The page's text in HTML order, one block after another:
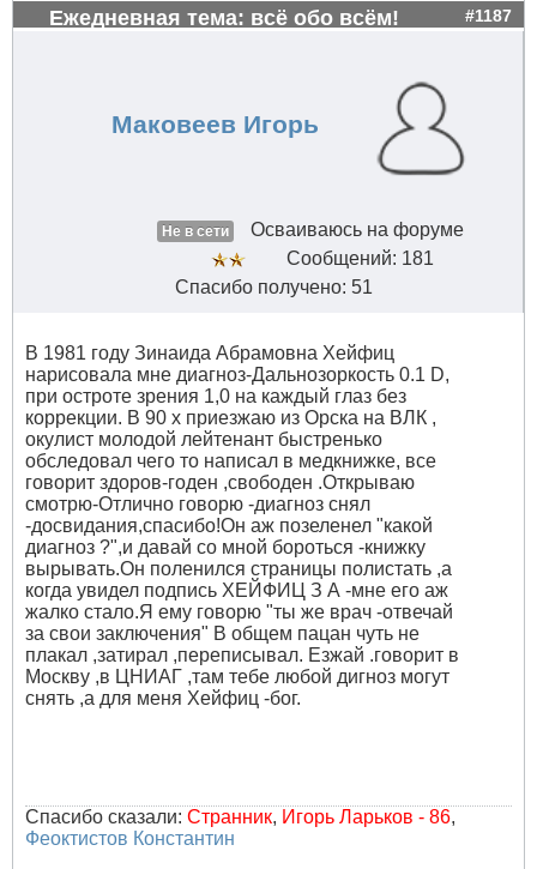
Ежедневная тема: всё обо всём! #1187
Маковеев Игорь
Не в сети
Осваиваюсь на форуме
Сообщений: 181
Спасибо получено: 51
В 1981 году Зинаида Абрамовна Хейфиц
нарисовала мне диагноз-Дальнозоркость 0.1 D,
при остроте зрения 1,0 на каждый глаз без
коррекции. В 90 х приезжаю из Орска на ВЛК ,
окулист молодой лейтенант быстренько
обследовал чего то написал в медкнижке, все
говорит здоров-годен ,свободен .Открываю
смотрю-Отлично говорю -диагноз снял
-досвидания,спасибо!Он аж позеленел "какой
диагноз ?",и давай со мной бороться -книжку
вырывать.Он поленился страницы полистать ,а
когда увидел подпись ХЕЙФИЦ З А -мне его аж
жалко стало.Я ему говорю "ты же врач -отвечай
за свои заключения" В общем пацан чуть не
плакал ,затирал ,переписывал. Езжай .говорит в
Москву ,в ЦНИАГ ,там тебе любой дигноз могут
снять ,а для меня Хейфиц -бог.
Спасибо сказали: Странник, Игорь Ларьков - 86,
Феоктистов Константин